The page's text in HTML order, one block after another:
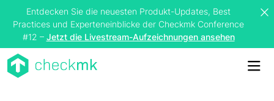
Entdecken Sie die neuesten Produkt-Updates, Best
Practices und Experteneinblicke der Checkmk Conference
#12 – Jetzt die Livestream-Aufzeichnungen ansehen